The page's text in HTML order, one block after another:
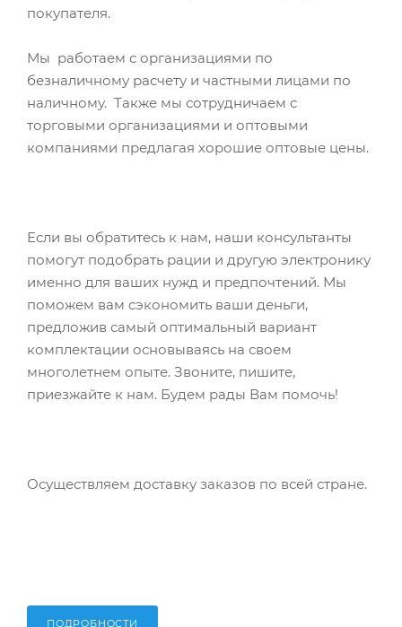
покупателя.
Мы работаем с организациями по
безналичному расчету и частными лицами по
наличному. Также мы сотрудничаем с
торговыми организациями и оптовыми
компаниями предлагая хорошие оптовые цены.
Если вы обратитесь к нам, наши консультанты
помогут подобрать рации и другую электронику
именно для ваших нужд и предпочтений. Мы
поможем вам сэкономить ваши деньги,
предложив самый оптимальный вариант
комплектации основываясь на своем
многолетнем опыте. Звоните, пишите,
приезжайте к нам. Будем рады Вам помочь!
Осуществляем доставку заказов по всей стране.
ПОДРОБНОСТИ